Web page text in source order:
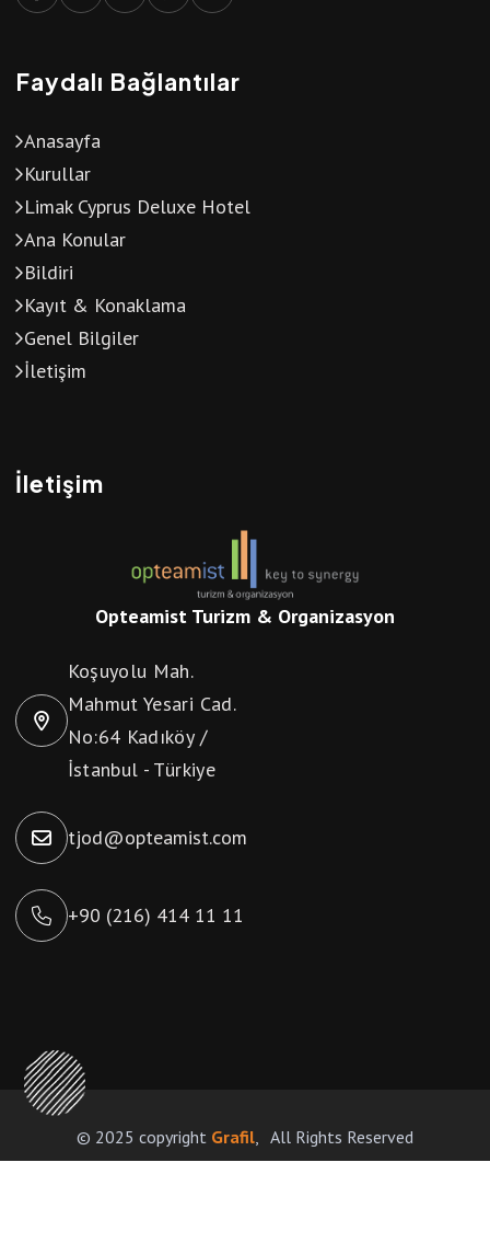
Faydalı Bağlantılar
Anasayfa
Kurullar
Limak Cyprus Deluxe Hotel
Ana Konular
Bildiri
Kayıt & Konaklama
Genel Bilgiler
İletişim
İletişim
Opteamist Turizm & Organizasyon
Koşuyolu Mah.
Mahmut Yesari Cad.
No:64 Kadıköy /
İstanbul - Türkiye
tjod@opteamist.com
+90 (216) 414 11 11
© 2025 copyright Grafil , All Rights Reserved